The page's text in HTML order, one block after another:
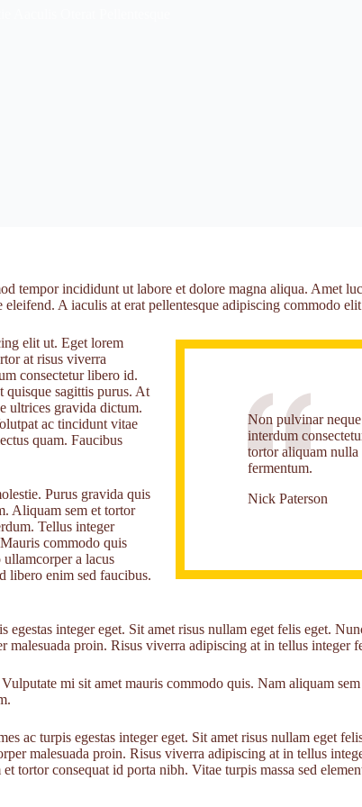
tempor incididunt ut labore et dolore magna aliqua. Amet
A iaculis at erat pellentesque adipiscing commodo
Non pulvinar neque
interdum
tortor aliquam nulla
fermentum.
Nick Paterson
elit ut. Eget lorem
at risus viverra
consectetur libero id.
quisque sagittis purus. At
ultrices gravida dictum.
ac tincidunt vitae
quam. Faucibus
Purus gravida quis
Aliquam sem et tortor
Tellus integer
commodo quis
a lacus
libero enim sed faucibus.
egestas integer eget. Sit amet risus nullam eget felis eget.
proin. Risus viverra adipiscing at in tellus integer
mi sit amet mauris commodo quis. Nam aliquam
ac turpis egestas integer eget. Sit amet risus nullam eget
malesuada proin. Risus viverra adipiscing at in tellus
tortor consequat id porta nibh. Vitae turpis massa sed